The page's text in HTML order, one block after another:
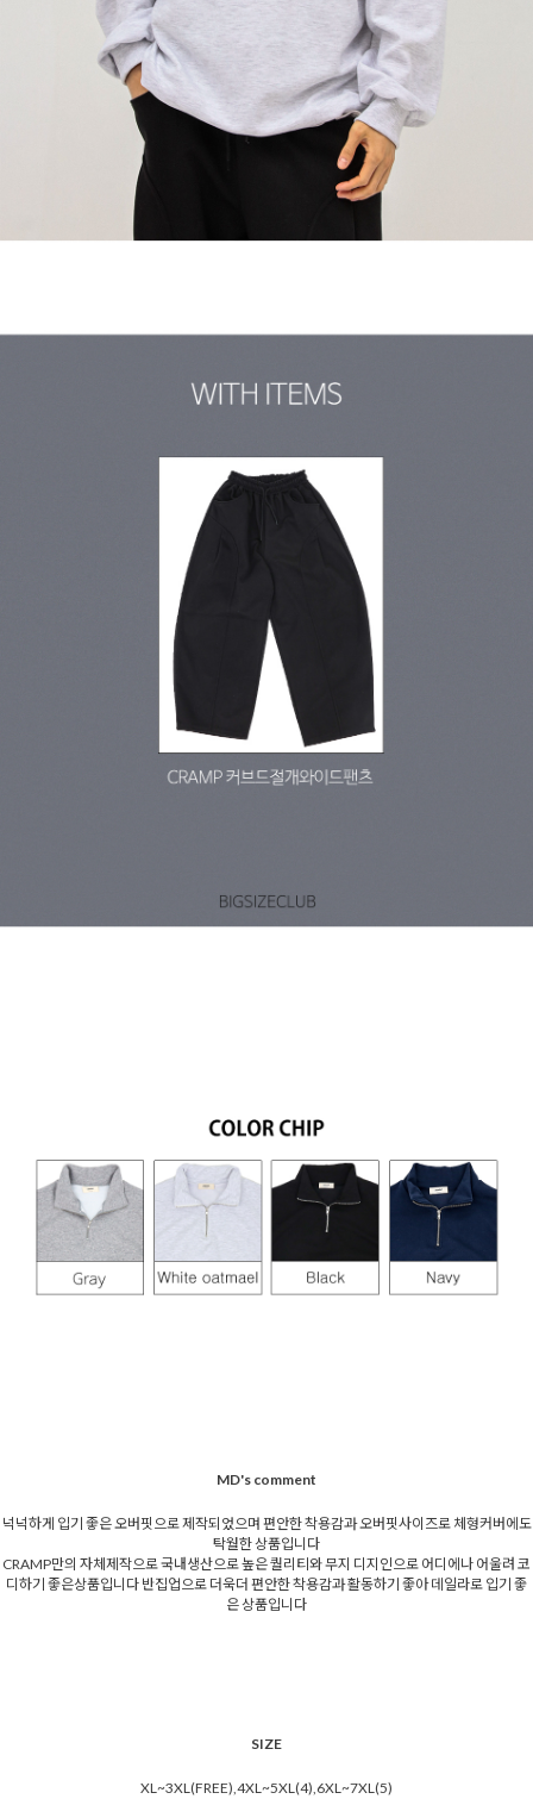
MD's comment
넉넉하게 입기 좋은 오버핏으로 제작되었으며 편안한 착용감과 오버핏사이즈로 체형커버에도
탁월한 상품입니다
CRAMP만의 자체제작으로 국내생산으로 높은 퀄리티와 무지 디지인으로 어디에나 어울려 코
디하기 좋은상품입니다 반집업으로 더욱더 편안한 착용감과 활동하기 좋아 데일라로 입기 좋
은 상품입니다
SIZE
XL~3XL(FREE),4XL~5XL(4),6XL~7XL(5)